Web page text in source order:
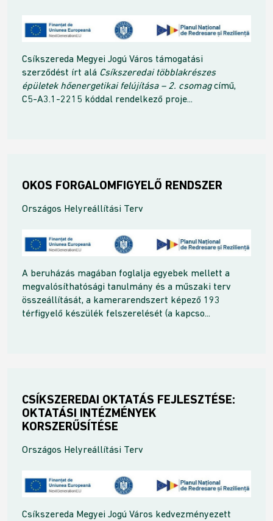
Csíkszereda Megyei Jogú Város támogatási
szerződést írt alá Csíkszeredai többlakrészes
épületek hőenergetikai felújítása – 2. csomagcímű,
C5-A3.1-2215 kóddal rendelkező proje...
OKOS FORGALOMFIGYELŐ RENDSZER
Országos Helyreállítási Terv
A beruházás magában foglalja egyebek mellett a
megvalósíthatósági tanulmány és a műszaki terv
összeállítását, a kamerarendszert képező 193
térfigyelő készülék felszerelését (a kapcso...
CSÍKSZEREDAI OKTATÁS FEJLESZTÉSE:
OKTATÁSI INTÉZMÉNYEK
KORSZERŰSÍTÉSE
Országos Helyreállítási Terv
Csíkszereda Megyei Jogú Város kedvezményezett